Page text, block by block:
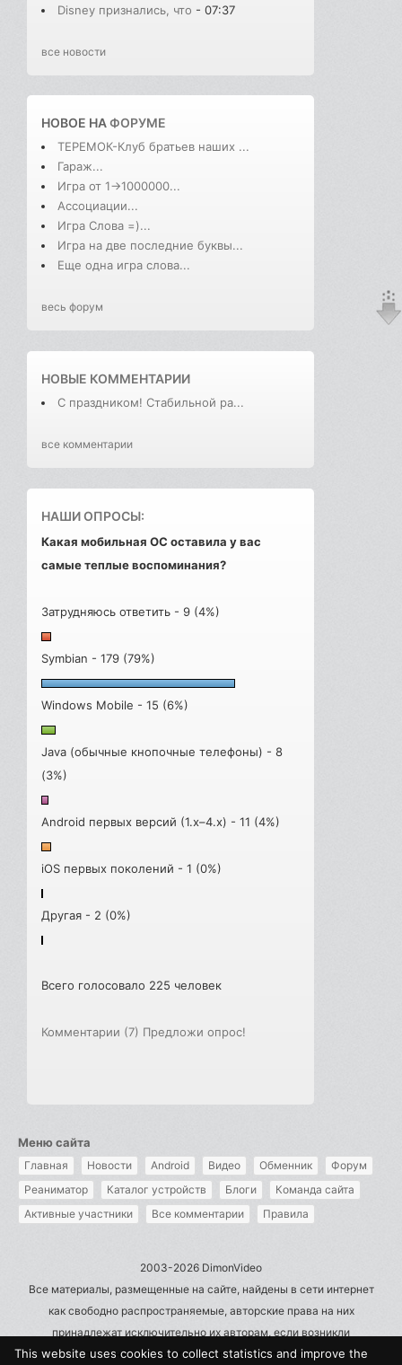
Disney признались, что - 07:37
все новости
НОВОЕ НАФОРУМЕ
ТЕРЕМОК-Клуб братьев наших ...
Гараж...
Игра от 1->1000000...
Ассоциации...
Игра Слова =)...
Игра на две последние буквы...
Еще одна игра слова...
весь форум
НОВЫЕ КОММЕНТАРИИ
С праздником! Стабильной ра...
все комментарии
НАШИ ОПРОСЫ:
Какая мобильная ОС оставила у вас
самые теплые воспоминания?
Затрудняюсь ответить - 9 (4%)
Symbian - 179 (79%)
Windows Mobile - 15 (6%)
Java (обычные кнопочные телефоны) - 8
(3%)
Android первых версий (1.x–4.x) - 11 (4%)
iOS первых поколений - 1 (0%)
Другая - 2 (0%)
Всего голосовало 225 человек
Комментарии (7) Предложи опрос!
Меню сайта
Главная Новости Android Видео Обменник
Форум
Реаниматор
Каталог устройств Блоги
Команда сайта
Активные участники
Все комментарии Правила
2003-2026 DimonVideo
Все материалы, размещенные на сайте, найдены в сети интернет
как свободно распространяемые, авторские права на них
принадлежат исключительно их авторам, если возникли
претензии - пишите на admin@dimonvideo.ru
This website uses cookies to collect statistics and improve the